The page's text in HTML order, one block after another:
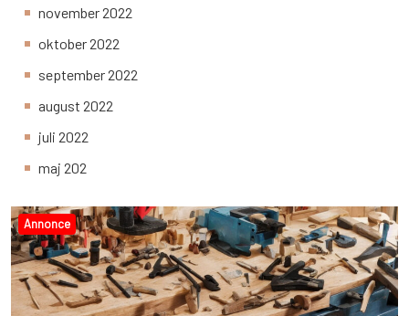
Annonce
november 2022
oktober 2022
september 2022
august 2022
juli 2022
maj 202